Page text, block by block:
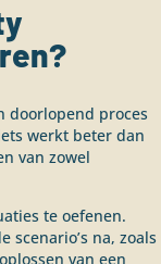
doorlopend proces
werkt beter dan
van zowel
te oefenen.
scenario’s na, zoals
van een